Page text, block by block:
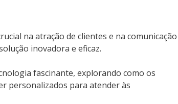
na atração de clientes e na comunicação
inovadora e eficaz.
fascinante, explorando como os
personalizados para atender às